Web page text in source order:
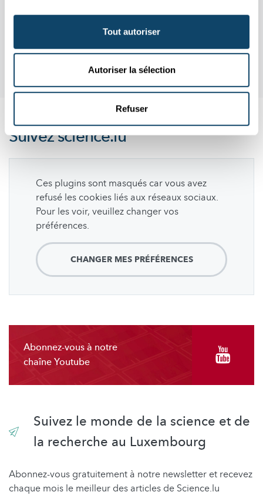
Tout autoriser
Autoriser la sélection
Refuser
Suivezscience.lu
Ces plugins sont masqués car vous avez
refusé les cookies liés aux réseaux sociaux.
Pour les voir, veuillez changer vos
préférences.
CHANGER MES PRÉFÉRENCES
Abonnez-vous à notre
chaîne Youtube
Suivez le monde de la science et de
la recherche au Luxembourg
Abonnez-vous gratuitement à notre newsletter et recevez
chaque mois le meilleur des articles de Science.lu